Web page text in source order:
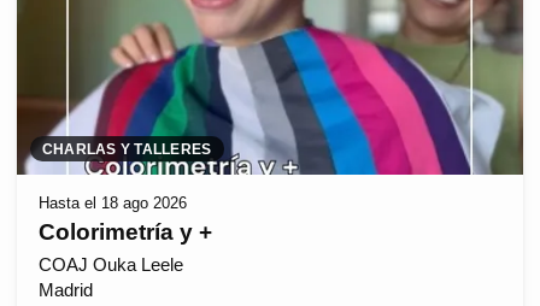
CHARLAS Y TALLERES
Hasta el 18 ago 2026
Colorimetría y +
COAJ Ouka Leele
Madrid